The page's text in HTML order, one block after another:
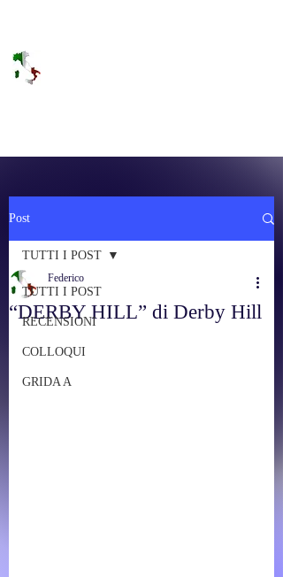
Post
TUTTI I POST
RECENSIONI
COLLOQUI
GRIDA A
TUTTI I POST
“DERBY HILL” di Derby Hill
Federico